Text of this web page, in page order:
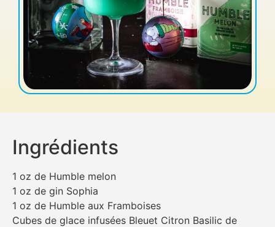
Ingrédients
1 oz de Humble melon
1 oz de gin Sophia
1 oz de Humble aux Framboises
Cubes de glace infusées Bleuet Citron Basilic de